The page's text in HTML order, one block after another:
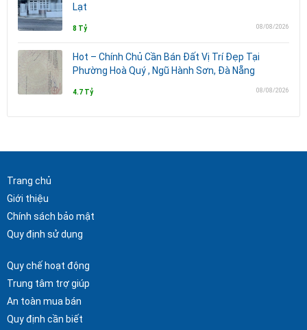
Lạt
8 Tỷ 08/08/2026
Hot – Chính Chủ Cần Bán Đất Vị Trí Đẹp Tại
Phường Hoà Quý , Ngũ Hành Sơn, Đà Nẵng
4.7 Tỷ 08/08/2026
Trang chủ
Giới thiệu
Chính sách bảo mật
Quy định sử dụng
Quy chế hoạt động
Trung tâm trợ giúp
An toàn mua bán
Quy định cần biết